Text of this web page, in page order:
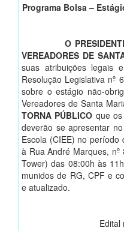
Programa Bolsa –
O
VEREADORES DE
suas atribuições legais
Resolução Legislativa nº
sobre o estágio não-
Vereadores de Santa
TORNA PÚBLICO que
deverão se apresentar
Escola (CIEE) no
à Rua André Marques,
Tower) das 08:00h às
munidos de RG, CPF e
e atualizado.
Edital